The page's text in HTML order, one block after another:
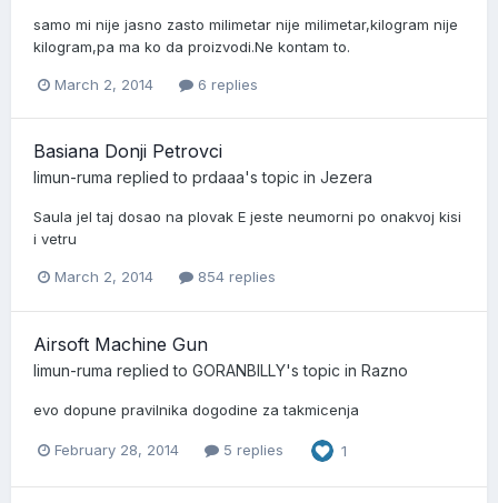
samo mi nije jasno zasto milimetar nije milimetar,kilogram nije
kilogram,pa ma ko da proizvodi.Ne kontam to.
March 2, 2014 6 replies
Basiana Donji Petrovci
limun-ruma replied to prdaaa's topic in Jezera
Saula jel taj dosao na plovak E jeste neumorni po onakvoj kisi
i vetru
March 2, 2014 854 replies
Airsoft Machine Gun
limun-ruma replied to GORANBILLY's topic in Razno
evo dopune pravilnika dogodine za takmicenja
February 28, 2014 5 replies 1